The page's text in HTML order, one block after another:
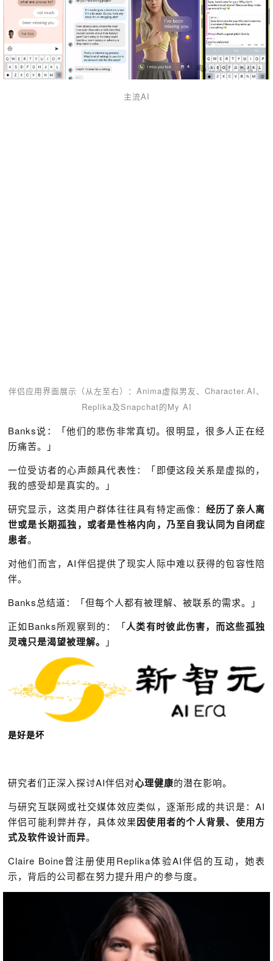
主流AI
伴侣应用界面展示（从左至右）：Anima虚拟男友、Character.AI、
Replika及Snapchat的My AI
Banks说：「他们的悲伤非常真切。很明显，很多人正在经
历痛苦。」
一位受访者的心声颇具代表性：「即便这段关系是虚拟的，
我的感受却是真实的。」
研究显示，这类用户群体往往具有特定画像： 经历了亲人离
世或是长期孤独，或者是性格内向，乃至自我认同为自闭症
患者。
对他们而言，AI伴侣提供了现实人际中难以获得的包容性陪
伴。
Banks总结道：「但每个人都有被理解、被联系的需求。」
正如Banks所观察到的：「人类有时彼此伤害，而这些孤独
灵魂只是渴望被理解。
」
是好是坏
研究者们正深入探讨AI伴侣对心理健康的潜在影响。
与研究互联网或社交媒体效应类似，逐渐形成的共识是：AI
伴侣可能利弊并存，具体效果因使用者的个人背景、使用方
式及软件设计而异。
Claire Boine曾注册使用Replika体验AI伴侣的互动，她表
示，背后的公司都在努力提升用户的参与度。